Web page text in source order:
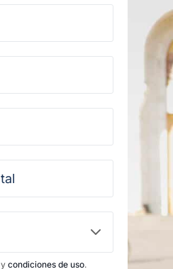
y condiciones de uso.